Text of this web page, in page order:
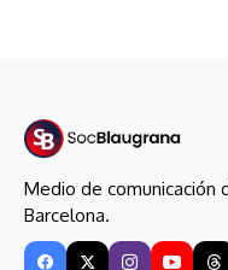
Medio de comunicación
Barcelona.